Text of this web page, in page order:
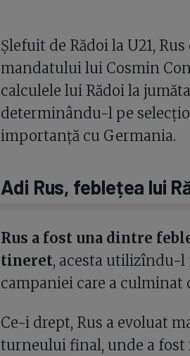
Șlefuit de Rădoi la U21,
mandatului lui Cosmin
calculele lui Rădoi la
determinându-l pe
importanță cu Germania.
Adi Rus, feblețea lui
Rus a fost una dintre
tineret, acesta utilizîndu-l
campaniei care a culminat
Ce-i drept, Rus a evoluat
turneului final, unde a fost